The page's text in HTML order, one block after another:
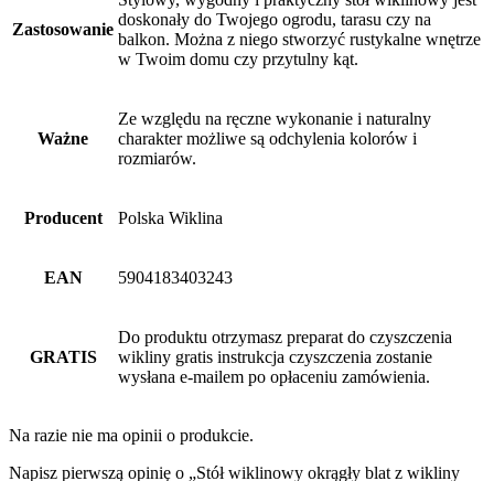
Zastosowanie
doskonały do Twojego ogrodu, tarasu czy na
balkon. Można z niego stworzyć rustykalne wnętrze
w Twoim domu czy przytulny kąt.
Ważne
Ze względu na ręczne wykonanie i naturalny
charakter możliwe są odchylenia kolorów i
rozmiarów.
Producent Polska Wiklina
EAN 5904183403243
GRATIS
Do produktu otrzymasz preparat do czyszczenia
wikliny gratis instrukcja czyszczenia zostanie
wysłana e-mailem po opłaceniu zamówienia.
Na razie nie ma opinii o produkcie.
Napisz pierwszą opinię o „Stół wiklinowy okrągły blat z wikliny